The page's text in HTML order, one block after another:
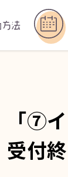
方法
「⑦
付